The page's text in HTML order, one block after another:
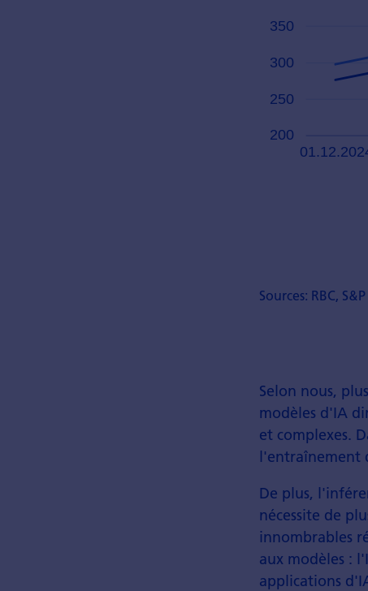
Sources: RBC,
Selon nous,
modèles d'IA
et complexes.
l'entraînement
De plus,
nécessite de
innombrables
aux modèles :
applications